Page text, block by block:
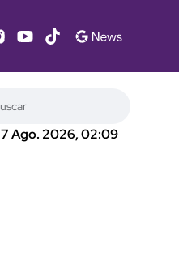
7 Ago. 2026, 02:09